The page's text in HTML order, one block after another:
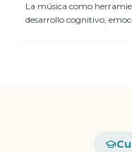
La música como
desarrollo cognitivo,